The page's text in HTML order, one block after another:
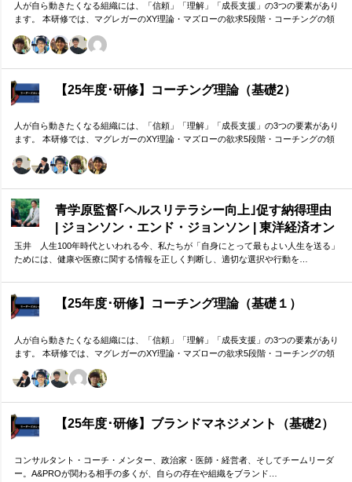
人が自ら動きたくなる組織には、「信頼」「理解」「成長支援」の3つの要素があり
ます。 本研修では、マグレガーのXY理論・マズローの欲求5段階・コーチングの領
を、実例を交えて深く学びます。 単なる知識の習得にとどまらず、現場で直面する
【25年度･研修】コーチング理論（基礎2）
人が自ら動きたくなる組織には、「信頼」「理解」「成長支援」の3つの要素があり
ます。 本研修では、マグレガーのXY理論・マズローの欲求5段階・コーチングの領
を、実例を交えて深く学びます。 単なる知識の習得にとどまらず、現場で直面する
青学原監督｢ヘルスリテラシー向上｣促す納得理由
| ジョンソン・エンド・ジョンソン | 東洋経済オン
ライン
玉井 人生100年時代といわれる今、私たちが「自身にとって最もよい人生を送る」
ためには、健康や医療に関する情報を正しく判断し、適切な選択や行動を…
【25年度･研修】コーチング理論（基礎１）
人が自ら動きたくなる組織には、「信頼」「理解」「成長支援」の3つの要素があり
ます。 本研修では、マグレガーのXY理論・マズローの欲求5段階・コーチングの領
を、実例を交えて深く学びます。 単なる知識の習得にとどまらず、現場で直面する
【25年度･研修】ブランドマネジメント（基礎2）
コンサルタント・コーチ・メンター、政治家・医師・経営者、そしてチームリーダ
ー。A&PROが関わる相手の多くが、自らの存在や組織をブランド…